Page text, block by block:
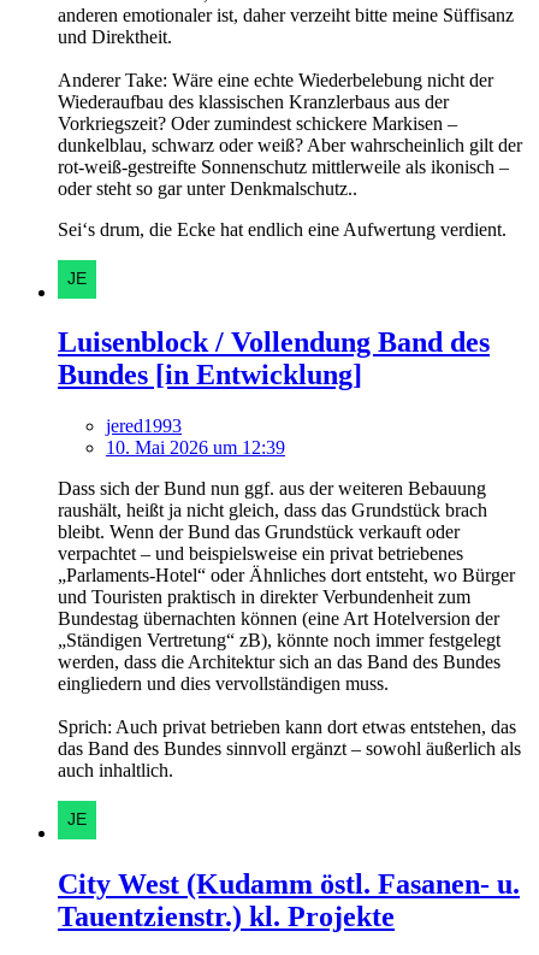
anderen emotionaler ist, daher verzeiht bitte meine Süffisanz
und Direktheit.
Anderer Take: Wäre eine echte Wiederbelebung nicht der
Wiederaufbau des klassischen Kranzlerbaus aus der
Vorkriegszeit? Oder zumindest schickere Markisen –
dunkelblau, schwarz oder weiß? Aber wahrscheinlich gilt der
rot-weiß-gestreifte Sonnenschutz mittlerweile als ikonisch –
oder steht so gar unter Denkmalschutz..
Sei‘s drum, die Ecke hat endlich eine Aufwertung verdient.
Luisenblock / Vollendung Band des
Bundes [in Entwicklung]
jered1993
10. Mai 2026 um 12:39
Dass sich der Bund nun ggf. aus der weiteren Bebauung
raushält, heißt ja nicht gleich, dass das Grundstück brach
bleibt. Wenn der Bund das Grundstück verkauft oder
verpachtet – und beispielsweise ein privat betriebenes
„Parlaments-Hotel“ oder Ähnliches dort entsteht, wo Bürger
und Touristen praktisch in direkter Verbundenheit zum
Bundestag übernachten können (eine Art Hotelversion der
„Ständigen Vertretung“ zB), könnte noch immer festgelegt
werden, dass die Architektur sich an das Band des Bundes
eingliedern und dies vervollständigen muss.
Sprich: Auch privat betrieben kann dort etwas entstehen, das
das Band des Bundes sinnvoll ergänzt – sowohl äußerlich als
auch inhaltlich.
City West (Kudamm östl. Fasanen- u.
Tauentzienstr.) kl. Projekte